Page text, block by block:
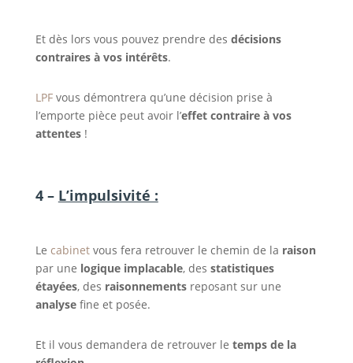
Et dès lors vous pouvez prendre des décisions
contraires à vos intérêts.
LPFvous démontrera qu’une décision prise à
l’emporte pièce peut avoir l’effet contraire à vos
attentes!
4 – L’impulsivité :
Le cabinetvous fera retrouver le chemin de la raison
par une logique implacable, des statistiques
étayées, des raisonnementsreposant sur une
analysefine et posée.
Et il vous demandera de retrouver le temps de la